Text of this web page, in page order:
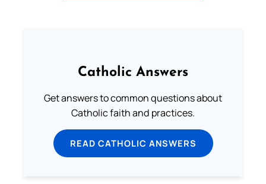
Catholic Answers
Get answers to common questions about
Catholic faith and practices.
READ CATHOLIC ANSWERS